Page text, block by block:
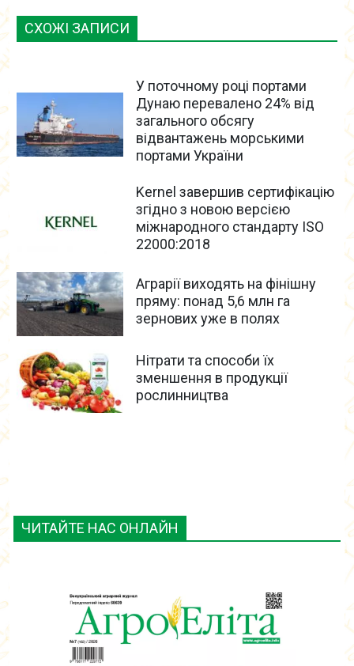
ЧИТАЙТЕ НАС ОНЛАЙН
СХОЖІ ЗАПИСИ
У поточному році портами
Дунаю перевалено 24% від
загального обсягу
відвантажень морськими
портами України
Kernel завершив сертифікацію
згідно з новою версією
міжнародного стандарту ISO
22000:2018
Аграрії виходять на фінішну
пряму: понад 5,6 млн га
зернових уже в полях
Нітрати та способи їх
зменшення в продукції
рослинництва